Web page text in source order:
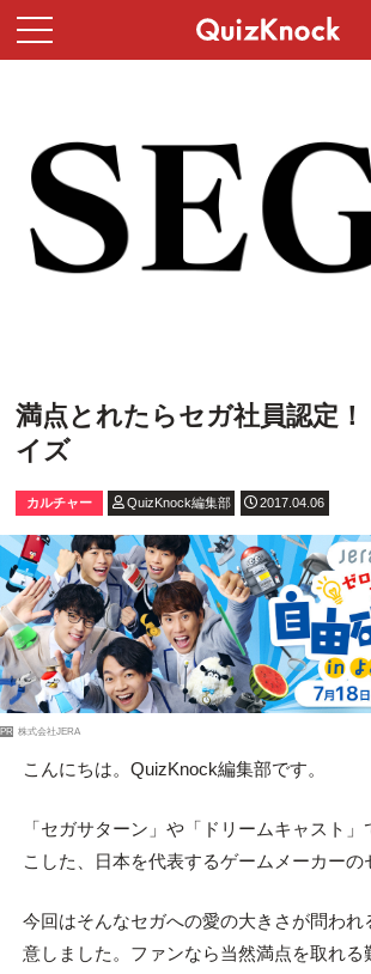
満点とれたらセガ社員認定！
イズ
カルチャー QuizKnock編集部 2017.04.06
PR 株式会社JERA
こんにちは。QuizKnock編集部です。
「セガサターン」や「ドリームキャスト
こした、日本を代表するゲームメーカーの
今回はそんなセガへの愛の大きさが問われ
意しました。ファンなら当然満点を取れる